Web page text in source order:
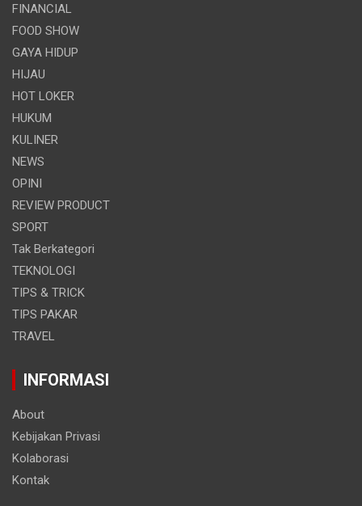
FINANCIAL
FOOD SHOW
GAYA HIDUP
HIJAU
HOT LOKER
HUKUM
KULINER
NEWS
OPINI
REVIEW PRODUCT
SPORT
Tak Berkategori
TEKNOLOGI
TIPS & TRICK
TIPS PAKAR
TRAVEL
INFORMASI
About
Kebijakan Privasi
Kolaborasi
Kontak